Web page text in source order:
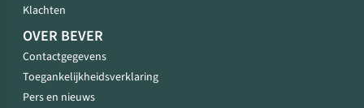
Klachten
OVER BEVER
Contactgegevens
Toegankelijkheidsverklaring
Pers en nieuws